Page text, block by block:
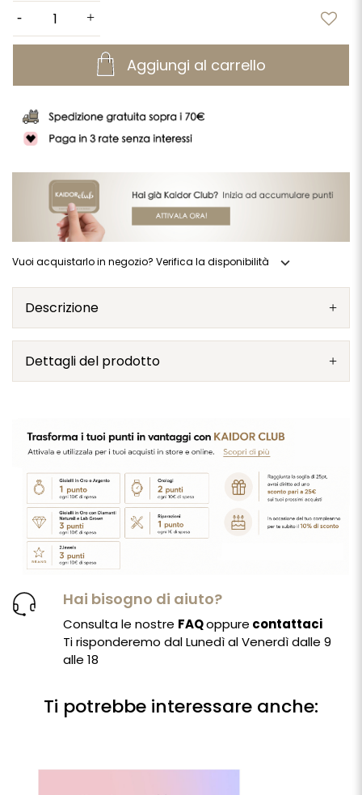
Aggiungi al carrello
Vuoi acquistarlo in negozio? Verifica la disponibilità expand_more
Descrizione
Dettagli del prodotto
Hai bisogno di aiuto?
Consulta le nostre FAQoppure contattaci
Ti risponderemo dal Lunedì al Venerdì dalle 9
alle 18
Ti potrebbe interessare anche: